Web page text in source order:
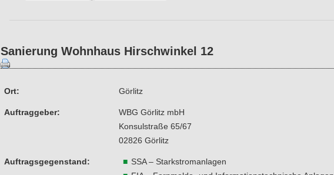
Sanierung Wohnhaus Hirschwinkel 12
Ort: Görlitz
Auftraggeber:
WBG Görlitz mbH
Konsulstraße 65/67
02826 Görlitz
Auftragsgegenstand:
SSA – Starkstromanlagen